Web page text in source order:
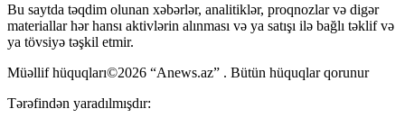
Bu saytda təqdim olunan xəbərlər, analitiklər, proqnozlar və digər
materiallar hər hansı aktivlərin alınması və ya satışı ilə bağlı təklif və
ya tövsiyə təşkil etmir.
Müəllif hüquqları©2026 “Anews.az” . Bütün hüquqlar qorunur
Tərəfindən yaradılmışdır: